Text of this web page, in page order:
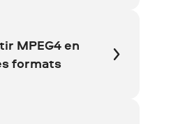
MPEG4 en
formats